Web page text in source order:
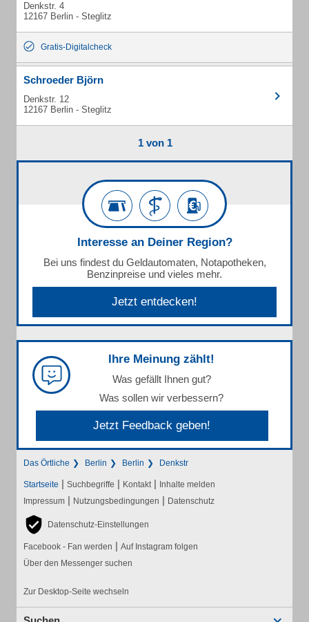
Denkstr. 4
12167 Berlin - Steglitz
Gratis-Digitalcheck
Schroeder Björn
Denkstr. 12
12167 Berlin - Steglitz
1 von 1
Interesse an Deiner Region?
Bei uns findest du Geldautomaten, Notapotheken,
Benzinpreise und vieles mehr.
Jetzt entdecken!
Ihre Meinung zählt!
Was gefällt Ihnen gut?
Was sollen wir verbessern?
Jetzt Feedback geben!
Das Örtliche Berlin Berlin Denkstr
Startseite | Suchbegriffe | Kontakt | Inhalte melden
Impressum | Nutzungsbedingungen | Datenschutz
Datenschutz-Einstellungen
Facebook - Fan werden | Auf Instagram folgen
Über den Messenger suchen
Zur Desktop-Seite wechseln